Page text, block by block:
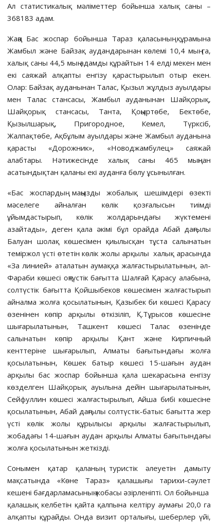
Ал статистикалық мәліметтер бойынша халық саны –
368183 адам.
Жаңа Бас жоспар бойынша Тараз қаласының құрамына
Жамбыл және Байзақ аудандарынан көлемі 10,4 мың га,
халық саны 44,5 мың адамды құрайтын 14 елді мекен мен
екі саяжай алқапты енгізу қарастырылып отыр екен.
Олар: Байзақ ауданынан Талас, Қызыл жұлдыз ауылдары
мен Талас стансасы, Жамбыл ауданынан Шайқорық,
Шайқорық стансасы, Танта, Қоңыртөбе, Бектөбе,
Қызылшарық, Пригородное, Кемел, Түрксіб,
Жалпақтөбе, Ақбұлым ауылдары және Жамбыл ауданына
қарасты «Дорожник», «Новоджамбулец» саяжай
алабтары. Нәтижесінде халық саны 465 мыңнан
асатындықтан қаланы екі ауданға бөлу ұсынылған.
«Бас жоспардың маңызды жобалық шешімдері өзекті
мәселеге айналған көлік қозғалысын тиімді
ұйымдастырып, көлік жолдарындағы жүктемені
азайтады», деген қала әкімі бұл орайда Абай даңғылы
Балуан шолақ көшесімен қиылысқан тұста салынатын
теміржол үсті өтетін көлік жолы арқылы халық арасында
«За линией» аталатын аумаққа жалғастырылатынын, әл-
Фараби көшесі оңтүстік бағытта Шалғай Қарасу алабына,
солтүстік бағытта Қойшыбеков көшесімен жалғастырып
айналма жолға қосылатынын, Қазыбек би көшесі Қарасу
өзенінен көпір арқылы өткізіліп, Қ.Тұрысов көшесіне
шығарылатынын, Ташкент көшесі Талас өзенінде
салынатын көпір арқылы Қант және Кирпичный
кенттеріне шығарылып, Алматы бағытындағы жолға
қосылатынын, Көшек батыр көшесі 15-шағын аудан
арқылы бас жоспар бойынша қала шекарасына енгізу
көзделген Шайқорық ауылына дейін шығарылатынын,
Сейфуллин көшесі жалғастырылып, Айша бибі көшесіне
қосылатынын, Абай даңғылы солтүстік-батыс бағытта жер
үсті көлік жолы құрылысы арқылы жалғастырылып,
жобадағы 14-шағын аудан арқылы Алматы бағытындағы
жолға қосылатынын жеткізді.
Сонымен қатар қаланың туристік әлеуетін дамыту
мақсатында «Көне Тараз» қалашығы тарихи-сәулет
кешені бағдарламасының жобасы әзірленіпті. Ол бойынша
қалашық келбетін қайта қалпына келтіру аумағы 20,0 га
алқапты құрайды. Онда визит орталығы, шеберлер үйі,